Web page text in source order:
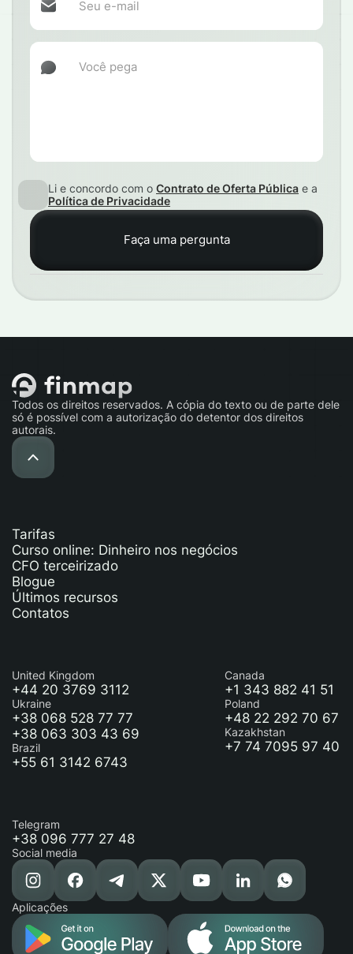
Li e concordo com oContrato de Oferta Pública e a
Política de Privacidade
Todos os direitos reservados. A cópia do texto ou de parte dele
só é possível com a autorização do detentor dos direitos
autorais.
Tarifas
Curso online: Dinheiro nos negócios
CFO terceirizado
Blogue
Últimos recursos
Contatos
United Kingdom
+44 20 3769 3112
Ukraine
+38 068 528 77 77
+38 063 303 43 69
Brazil
+55 61 3142 6743
Canada
+1 343 882 41 51
Poland
+48 22 292 70 67
Kazakhstan
+7 74 7095 97 40
Telegram
+38 096 777 27 48
Social media
Aplicações